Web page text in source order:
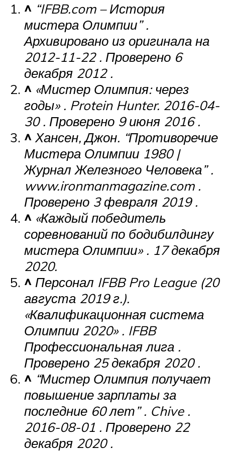
^ “IFBB.com – История
мистера Олимпии” .
Архивировано из оригинала на
2012-11-22 . Проверено 6
декабря 2012 .
^ «Мистер Олимпия: через
годы». Protein Hunter. 2016-04-
30 . Проверено 9июня 2016.
^ Хансен, Джон. “Противоречие
Мистера Олимпии 1980 |
Журнал Железного Человека”.
www.ironmanmagazine.com .
Проверено 3февраля 2019.
^ «Каждый победитель
соревнований по бодибилдингу
мистера Олимпии». 17 декабря
2020.
^ Персонал IFBB Pro League (20
августа 2019 г.).
«Квалификационная система
Олимпии 2020». IFBB
Профессиональная лига .
Проверено 25декабря 2020.
^ “Мистер Олимпия получает
повышение зарплаты за
последние 60 лет”. Chive.
2016-08-01 . Проверено 22
декабря 2020.